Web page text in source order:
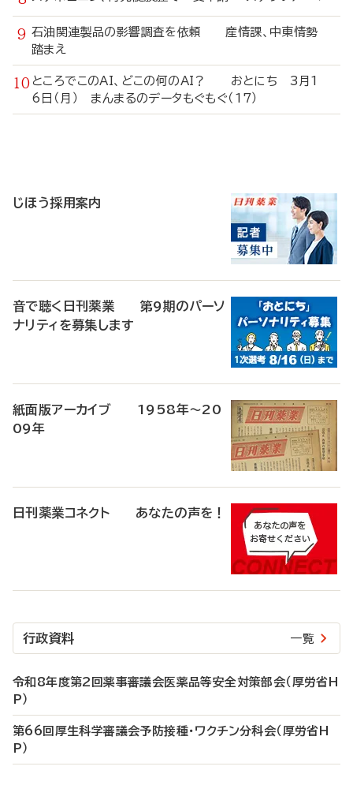
石油関連製品の影響調査を依頼 産情課、中東情勢
踏まえ
ところでこのAI、どこの何のAI？ おとにち 3月1
6日（月） まんまるのデータもぐもぐ（17）
じほう採用案内
音で聴く日刊薬業 第9期のパーソ
ナリティを募集します
紙面版アーカイブ 1958年～20
09年
日刊薬業コネクト あなたの声を！
行政資料 一覧
令和8年度第2回薬事審議会医薬品等安全対策部会（厚労省H
P）
第66回厚生科学審議会予防接種・ワクチン分科会（厚労省H
P）